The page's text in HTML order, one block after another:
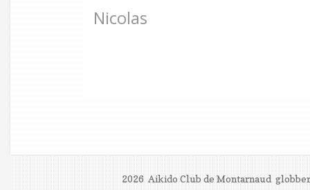
Nicolas
2026 Aikido Club de Montarnaud